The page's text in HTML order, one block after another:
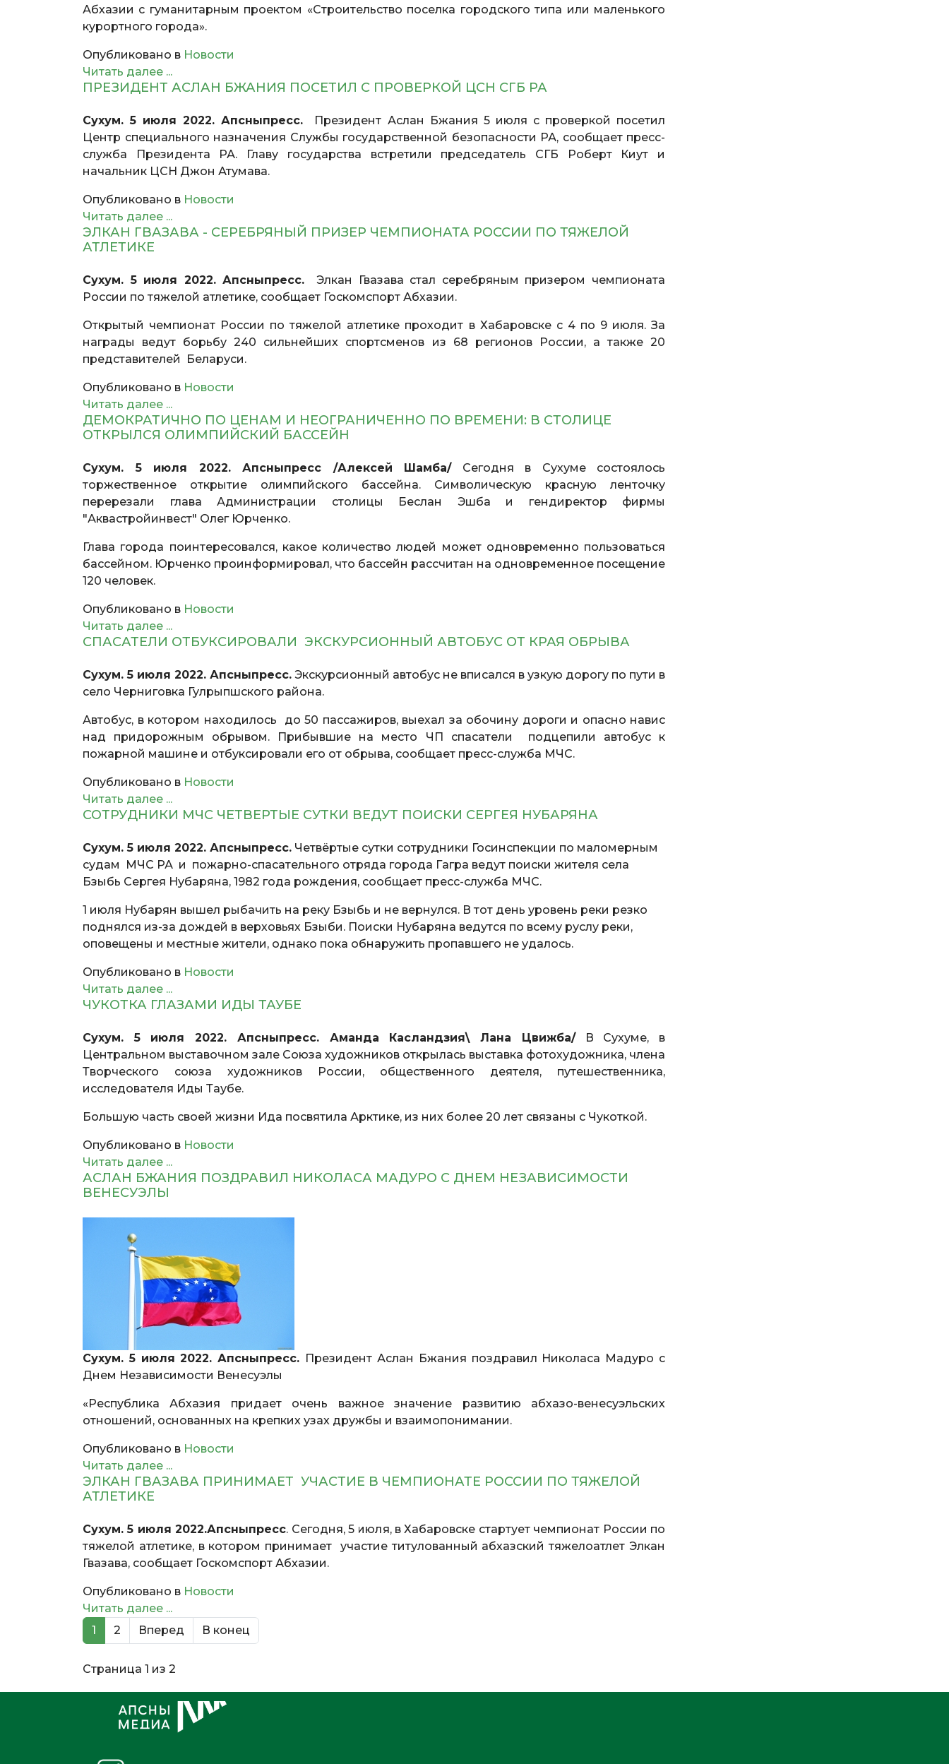
Абхазии с гуманитарным проектом «Строительство поселка городского типа или маленького
курортного города».
Опубликовано в Новости
Читать далее ...
ПРЕЗИДЕНТ АСЛАН БЖАНИЯ ПОСЕТИЛ С ПРОВЕРКОЙ ЦСН СГБ РА
Сухум. 5 июля 2022. Апсныпресс. Президент Аслан Бжания 5 июля с проверкой посетил
Центр специального назначения Службы государственной безопасности РА, сообщает пресс-
служба Президента РА. Главу государства встретили председатель СГБ Роберт Киут и
начальник ЦСН Джон Атумава.
Опубликовано в Новости
Читать далее ...
ЭЛКАН ГВАЗАВА - СЕРЕБРЯНЫЙ ПРИЗЕР ЧЕМПИОНАТА РОССИИ ПО ТЯЖЕЛОЙ
АТЛЕТИКЕ
Сухум. 5 июля 2022. Апсныпресс. Элкан Гвазава стал серебряным призером чемпионата
России по тяжелой атлетике, сообщает Госкомспорт Абхазии.
Открытый чемпионат России по тяжелой атлетике проходит в Хабаровске с 4 по 9 июля. За
награды ведут борьбу 240 сильнейших спортсменов из 68 регионов России, а также 20
представителей Беларуси.
Опубликовано в Новости
Читать далее ...
ДЕМОКРАТИЧНО ПО ЦЕНАМ И НЕОГРАНИЧЕННО ПО ВРЕМЕНИ: В СТОЛИЦЕ
ОТКРЫЛСЯ ОЛИМПИЙСКИЙ БАССЕЙН
Сухум. 5 июля 2022. Апсныпресс /Алексей Шамба/Сегодня в Сухуме состоялось
торжественное открытие олимпийского бассейна. Символическую красную ленточку
перерезали глава Администрации столицы Беслан Эшба и гендиректор фирмы
"Аквастройинвест" Олег Юрченко.
Глава города поинтересовался, какое количество людей может одновременно пользоваться
бассейном. Юрченко проинформировал, что бассейн рассчитан на одновременное посещение
120 человек.
Опубликовано в Новости
Читать далее ...
СПАСАТЕЛИ ОТБУКСИРОВАЛИ ЭКСКУРСИОННЫЙ АВТОБУС ОТ КРАЯ ОБРЫВА
Сухум. 5 июля 2022. Апсныпресс. Экскурсионный автобус не вписался в узкую дорогу по пути в
село Черниговка Гулрыпшского района.
Автобус, в котором находилось до 50 пассажиров, выехал за обочину дороги и опасно навис
над придорожным обрывом. Прибывшие на место ЧП спасатели подцепили автобус к
пожарной машине и отбуксировали его от обрыва, сообщает пресс-служба МЧС.
Опубликовано в Новости
Читать далее ...
СОТРУДНИКИ МЧС ЧЕТВЕРТЫЕ СУТКИ ВЕДУТ ПОИСКИ СЕРГЕЯ НУБАРЯНА
Сухум. 5 июля 2022. Апсныпресс. Четвёртые сутки сотрудники Госинспекции по маломерным
судам МЧС РА и пожарно-спасательного отряда города Гагра ведут поиски жителя села
Бзыбь Сергея Нубаряна, 1982 года рождения, сообщает пресс-служба МЧС.
1 июля Нубарян вышел рыбачить на реку Бзыбь и не вернулся. В тот день уровень реки резко
поднялся из-за дождей в верховьях Бзыби. Поиски Нубаряна ведутся по всему руслу реки,
оповещены и местные жители, однако пока обнаружить пропавшего не удалось.
Опубликовано в Новости
Читать далее ...
ЧУКОТКА ГЛАЗАМИ ИДЫ ТАУБЕ
Сухум. 5 июля 2022. Апсныпресс. Аманда Касландзия\ Лана Цвижба/В Сухуме, в
Центральном выставочном зале Союза художников открылась выставка фотохудожника, члена
Творческого союза художников России, общественного деятеля, путешественника,
исследователя Иды Таубе.
Большую часть своей жизни Ида посвятила Арктике, из них более 20 лет связаны с Чукоткой.
Опубликовано в Новости
Читать далее ...
АСЛАН БЖАНИЯ ПОЗДРАВИЛ НИКОЛАСА МАДУРО С ДНЕМ НЕЗАВИСИМОСТИ
ВЕНЕСУЭЛЫ
Сухум. 5 июля 2022. Апсныпресс. Президент Аслан Бжания поздравил Николаса Мадуро с
Днем Независимости Венесуэлы
«Республика Абхазия придает очень важное значение развитию абхазо-венесуэльских
отношений, основанных на крепких узах дружбы и взаимопонимании.
Опубликовано в Новости
Читать далее ...
ЭЛКАН ГВАЗАВА ПРИНИМАЕТ УЧАСТИЕ В ЧЕМПИОНАТЕ РОССИИ ПО ТЯЖЕЛОЙ
АТЛЕТИКЕ
Сухум. 5 июля 2022.Апсныпресс. Сегодня, 5 июля, в Хабаровске стартует чемпионат России по
тяжелой атлетике, в котором принимает участие титулованный абхазский тяжелоатлет Элкан
Гвазава, сообщает Госкомспорт Абхазии.
Опубликовано в Новости
Читать далее ...
1
2 Вперед В конец
Страница 1 из 2